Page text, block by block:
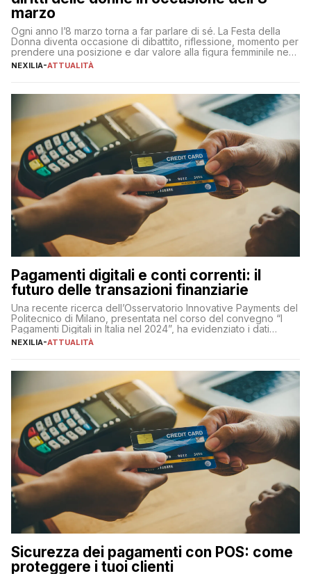
marzo
Ogni anno l’8 marzo torna a far parlare di sé. La Festa della
Donna diventa occasione di dibattito, riflessione, momento per
prendere una posizione e dar valore alla figura femminile nella
sua complessità e crucialità. A lanciare un messaggio “forte e
NEXILIA-ATTUALITÀ
Pagamenti digitali e conti correnti: il
futuro delle transazioni finanziarie
Una recente ricerca dell’Osservatorio Innovative Payments del
Politecnico di Milano, presentata nel corso del convegno “I
Pagamenti Digitali in Italia nel 2024”, ha evidenziato i dati
definitivi del primo semestre 2024 relativamente alle
NEXILIA-ATTUALITÀ
Sicurezza dei pagamenti con POS: come
proteggere i tuoi clienti